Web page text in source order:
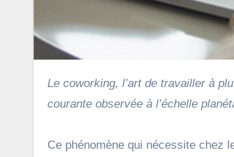
Le coworking, l’art de travailler à plusieurs dans un espace commun s’inscrit de plus en plus comme une pratique
courante observée à l’échelle
Ce phénomène qui nécessite chez